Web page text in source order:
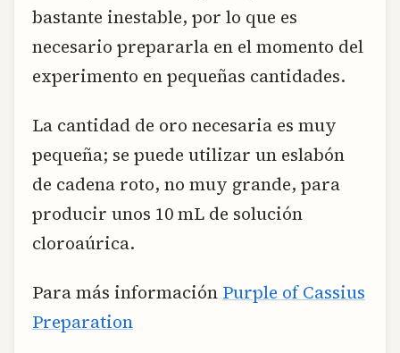
bastante inestable, por lo que es
necesario prepararla en el momento del
experimento en pequeñas cantidades.
La cantidad de oro necesaria es muy
pequeña; se puede utilizar un eslabón
de cadena roto, no muy grande, para
producir unos 10 mL de solución
cloroaúrica.
Para más información Purple of Cassius
Preparation